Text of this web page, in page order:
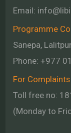
Email:
Programme
Sanepa,
Phone:+977 01
For
Toll free no:
(Monday to